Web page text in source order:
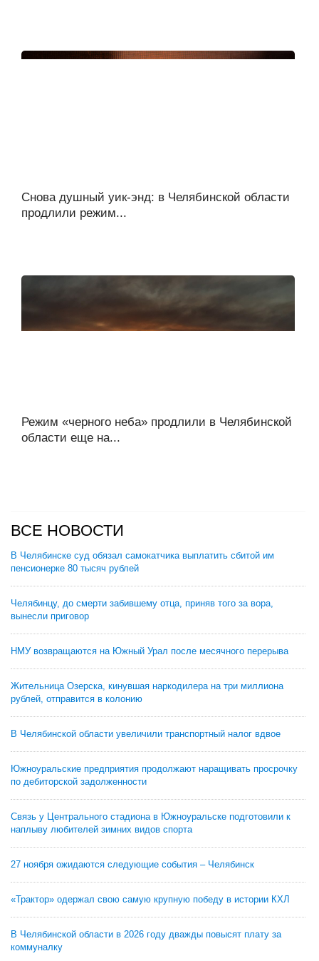
Снова душный уик-энд: в Челябинской области
продлили режим...
Режим «черного неба» продлили в Челябинской
области еще на...
ВСЕ НОВОСТИ
В Челябинске суд обязал самокатчика выплатить сбитой им
пенсионерке 80 тысяч рублей
Челябинцу, до смерти забившему отца, приняв того за вора,
вынесли приговор
НМУ возвращаются на Южный Урал после месячного перерыва
Жительница Озерска, кинувшая наркодилера на три миллиона
рублей, отправится в колонию
В Челябинской области увеличили транспортный налог вдвое
Южноуральские предприятия продолжают наращивать просрочку
по дебиторской задолженности
Связь у Центрального стадиона в Южноуральске подготовили к
наплыву любителей зимних видов спорта
27 ноября ожидаются следующие события – Челябинск
«Трактор» одержал свою самую крупную победу в истории КХЛ
В Челябинской области в 2026 году дважды повысят плату за
коммуналку